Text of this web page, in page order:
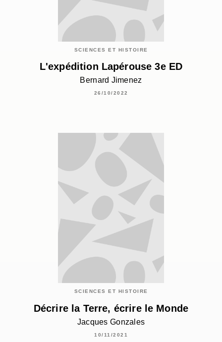
SCIENCES ET HISTOIRE
L'expédition Lapérouse 3e ED
Bernard Jimenez
26/10/2022
SCIENCES ET HISTOIRE
Décrire la Terre, écrire le Monde
Jacques Gonzales
10/11/2021